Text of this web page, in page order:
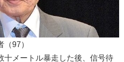
97）
十メートル暴走した後、信号待